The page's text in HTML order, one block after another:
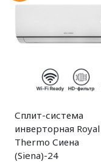
Сплит-система
инверторная Royal
Thermo Сиена
(Siena)-24